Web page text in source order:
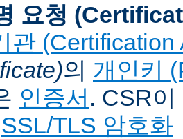
요청
관 (Certification
의 개인키
인증서 . CSR
SSL/TLS 암호화